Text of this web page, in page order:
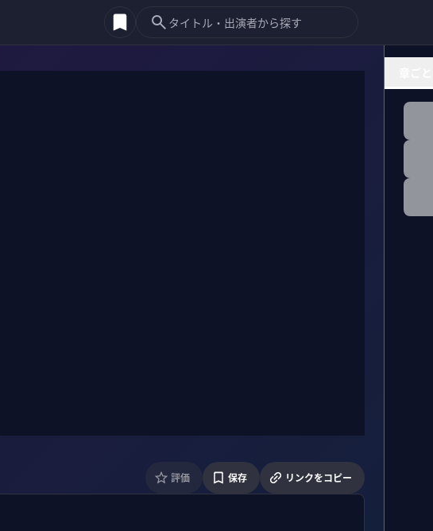
評価 保存 リンクをコピー